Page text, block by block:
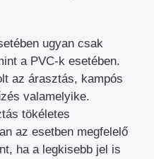
ugyan csak
a PVC-k esetében.
az árasztás, kampós
valamelyike.
tökéletes
az esetben megfelelő
ha a legkisebb jel is